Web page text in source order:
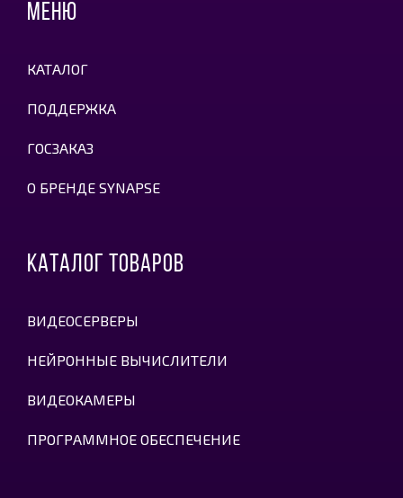
МЕНЮ
КАТАЛОГ
ПОДДЕРЖКА
ГОСЗАКАЗ
О БРЕНДЕ SYNAPSE
КАТАЛОГ ТОВАРОВ
ВИДЕОСЕРВЕРЫ
НЕЙРОННЫЕ ВЫЧИСЛИТЕЛИ
ВИДЕОКАМЕРЫ
ПРОГРАММНОЕ ОБЕСПЕЧЕНИЕ